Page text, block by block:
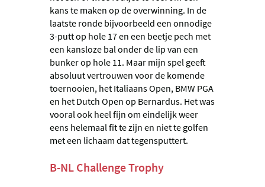
kans te maken op de overwinning. In de
laatste ronde bijvoorbeeld een onnodige
3-putt op hole 17 en een beetje pech met
een kansloze bal onder de lip van een
bunker op hole 11. Maar mijn spel geeft
absoluut vertrouwen voor de komende
toernooien, het Italiaans Open, BMW PGA
en het Dutch Open op Bernardus. Het was
vooral ook heel fijn om eindelijk weer
eens helemaal fit te zijn en niet te golfen
met een lichaam dat tegensputtert.
B-NL Challenge Trophy